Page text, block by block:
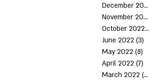
December 2022
November 2022
October 2022(7)
June 2022 (3)
May 2022 (8)
April 2022 (7)
March 2022 (10)